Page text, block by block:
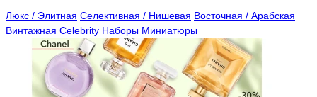
Люкс / Элитная Селективная / Нишевая Восточная / Арабская
Винтажная Celebrity Наборы Миниатюры